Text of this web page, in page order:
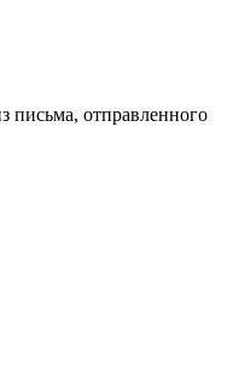
письма, отправленного